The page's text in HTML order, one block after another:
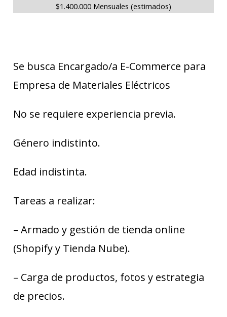
$1.400.000 Mensuales (estimados)
Se busca Encargado/a E-Commerce para
Empresa de Materiales Eléctricos
No se requiere experiencia previa.
Género indistinto.
Edad indistinta.
Tareas a realizar:
– Armado y gestión de tienda online
(Shopify y Tienda Nube).
– Carga de productos, fotos y estrategia
de precios.